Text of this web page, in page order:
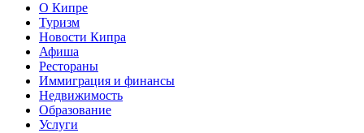
О Кипре
Туризм
Новости Кипра
Афиша
Рестораны
Иммиграция и финансы
Недвижимость
Образование
Услуги